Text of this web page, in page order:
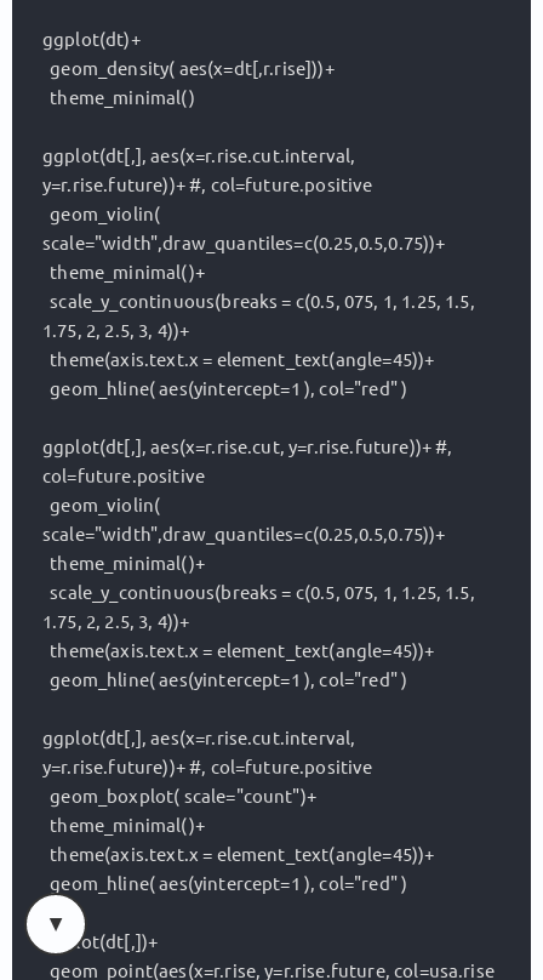
ggplot(dt)+
  geom_density( aes(x=dt[,r.rise]))+
ggplot(dt[,], aes(x=r.rise.cut.interval,
y=r.rise.future))+ #, col=future.positive
  geom_violin(
scale="width",draw_quantiles=c(0.25,0.5,0.75))+
  scale_y_continuous(breaks = c(0.5, 075, 1, 1.25, 1.5,
1.75, 2, 2.5, 3, 4))+
  geom_hline( aes(yintercept=1 ), col="red" )
ggplot(dt[,], aes(x=r.rise.cut, y=r.rise.future))+ #,
col=future.positive
  geom_violin(
scale="width",draw_quantiles=c(0.25,0.5,0.75))+
  scale_y_continuous(breaks = c(0.5, 075, 1, 1.25, 1.5,
1.75, 2, 2.5, 3, 4))+
  geom_hline( aes(yintercept=1 ), col="red" )
ggplot(dt[,], aes(x=r.rise.cut.interval,
y=r.rise.future))+ #, col=future.positive
  geom_boxplot( scale="count")+
  geom_hline( aes(yintercept=1 ), col="red" )
ggplot(dt[,])+
  geom_point(aes(x=r.rise, y=r.rise.future, col=usa.rise